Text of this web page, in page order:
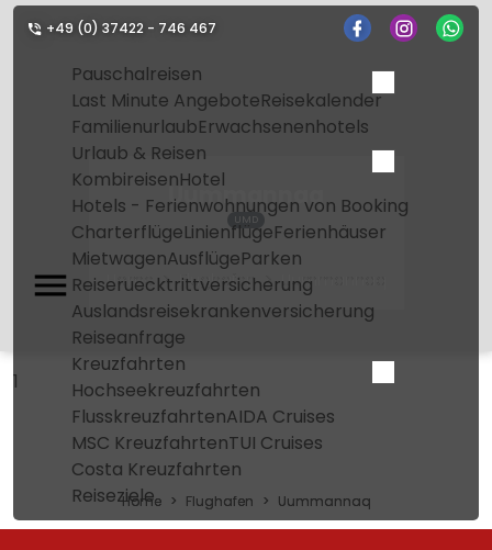
+49 (0) 37422 - 746 467
Pauschalreisen
Last Minute AngeboteReisekalender
FamilienurlaubErwachsenenhotels
Urlaub & Reisen
KombireisenHotel
Hotels - Ferienwohnungen von Booking
CharterflügeLinienflügeFerienhäuser
MietwagenAusflügeParken
Reiseruecktrittversicherung
Auslandsreisekrankenversicherung
Reiseanfrage
Kreuzfahrten
Hochseekreuzfahrten
FlusskreuzfahrtenAIDA Cruises
MSC KreuzfahrtenTUI Cruises
Costa Kreuzfahrten
Reiseziele
Uummannaq
UMD
Home Flughafen Uummannaq
1
Home Flughafen Uummannaq